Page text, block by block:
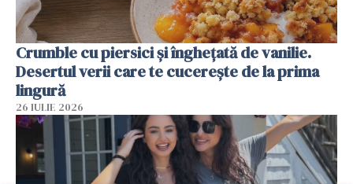
Crumble cu piersici și înghețată de vanilie.
Desertul verii care te cucerește de la prima
lingură
26 IULIE 2026